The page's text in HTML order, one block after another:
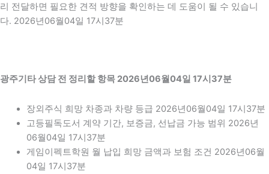
리 전달하면 필요한 견적 방향을 확인하는 데 도움이 될 수 있습니
다. 2026년06월04일 17시37분
광주기타 상담 전 정리할 항목 2026년06월04일 17시37분
장외주식 희망 차종과 차량 등급 2026년06월04일 17시37분
고등필독도서 계약 기간, 보증금, 선납금 가능 범위 2026년
06월04일 17시37분
게임이펙트학원 월 납입 희망 금액과 보험 조건 2026년06월
04일 17시37분